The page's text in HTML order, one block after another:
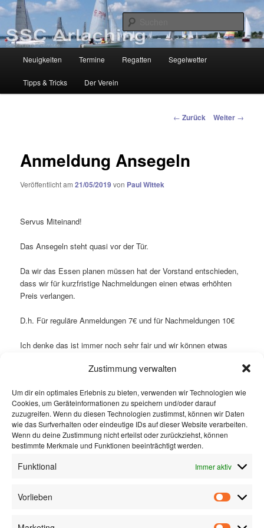
Zustimmung verwalten
Um dir ein optimales Erlebnis zu bieten, verwenden wir Technologien wie
Cookies, um Geräteinformationen zu speichern und/oder darauf
zuzugreifen. Wenn du diesen Technologien zustimmst, können wir Daten
wie das Surfverhalten oder eindeutige IDs auf dieser Website verarbeiten.
Wenn du deine Zustimmung nicht erteilst oder zurückziehst, können
bestimmte Merkmale und Funktionen beeinträchtigt werden.
Funktional Immer aktiv
Vorlieben
Zum
Inhalt
wechseln
SSC-Arlaching
Segelclub am Chiemsee
Neuigkeiten Termine Regatten Segelwetter
Tipps & Tricks Der Verein
Beitragsnavigation
← Zurück Weiter →
Anmeldung Ansegeln
Veröffentlicht am21/05/2019von Paul Wittek
Servus Miteinand!
Das Ansegeln steht quasi vor der Tür.
Da wir das Essen planen müssen hat der Vorstand entschieden,
dass wir für kurzfristige Nachmeldungen einen etwas erhöhten
Preis verlangen.
D.h. Für reguläre Anmeldungen 7€ und für Nachmeldungen 10€
Ich denke das ist immer noch sehr fair und wir können etwas
dass das Essen nicht langt.
Ach ja, was machen wir beim Ansegeln?
Je nach Wind suchen wir uns ein gut erreichbares Ziel für den
gemeinsamen Segelausflug. Falls es regnet suchen wir uns
spontan eine andere Örtlichkeit aus.
anmelden/
Viele Grüße